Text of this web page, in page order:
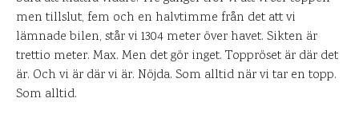
men tillslut, fem och en halvtimme från det att vi
lämnade bilen, står vi 1304 meter över havet. Sikten är
trettio meter. Max. Men det gör inget. Toppröset är där det
är. Och vi är där vi är. Nöjda. Som alltid när vi tar en topp.
Som alltid.